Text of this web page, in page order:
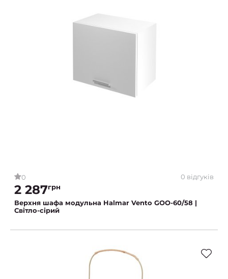
0 0 відгуків
2 287грн
Верхня шафа модульна Halmar Vento GOO-60/58 |
Світло-сірий